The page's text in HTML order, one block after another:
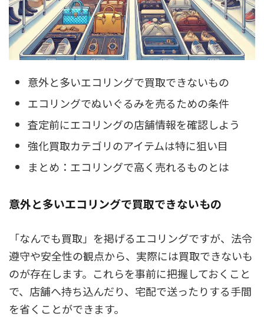
意外と多いエコリングで買取できないもの
エコリングでぬいぐるみを売るための条件
査定前にエコリングの店舗情報を確認しよう
強化買取カテゴリのアイテムは特に狙い目
まとめ：エコリングで高く売れるものとは
意外と多いエコリングで買取できないもの
「なんでも買取」を掲げるエコリングですが、法令
遵守や安全性の観点から、実際には買取できないも
のが存在します。これらを事前に把握しておくこと
で、店舗へ持ち込んだり、宅配で送ったりする手間
を省くことができます。